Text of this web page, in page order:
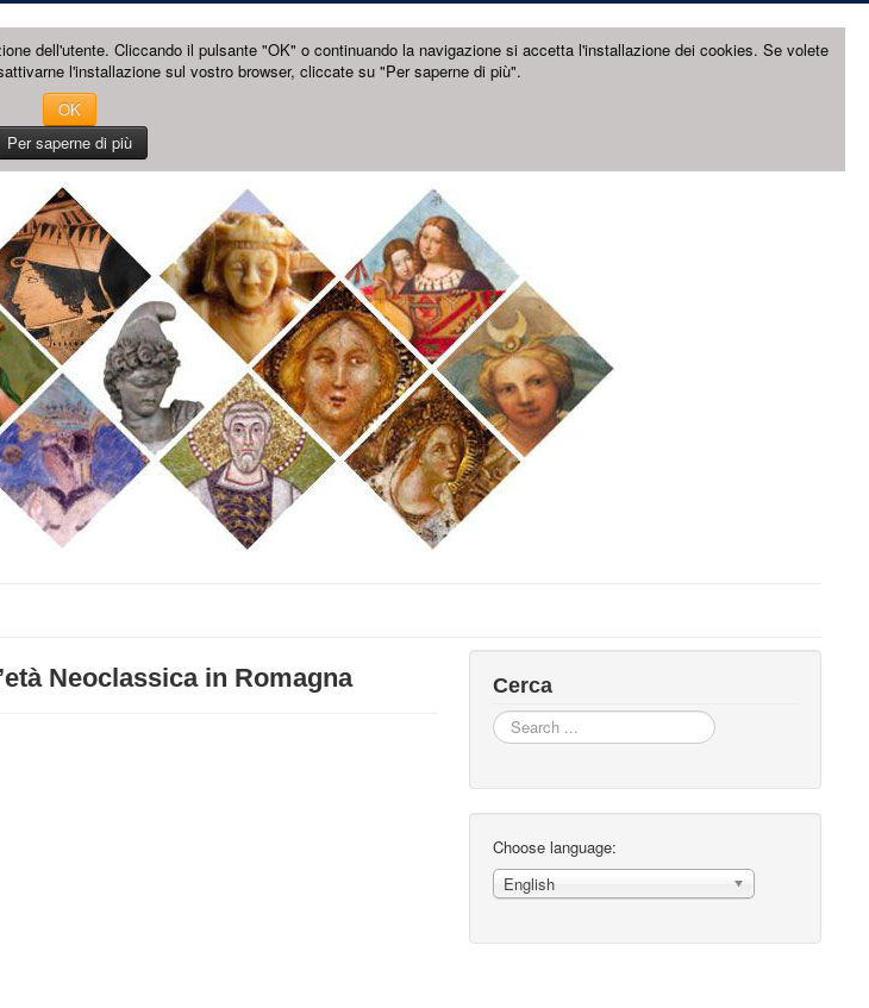
dell'utente. Cliccando il pulsante "OK" o continuando la navigazione si accetta l'installazione dei cookies. Se volete
l'installazione sul vostro browser, cliccate su "Per saperne di più".
OK
Per saperne di più
Neoclassica in Romagna Cerca
Search
...
Choose language:
English